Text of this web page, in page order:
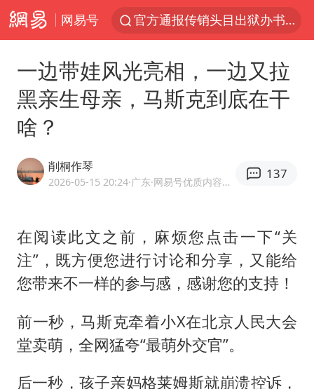
网易号
官方通报传销头目出狱办书院
台风白海豚可能在浙江登陆
美股收盘：道指再创历史新高
被一条街帮助的“煎饼叔叔”去世
“老头乐”悬挂“蒙H好几个8”上路
被错换37年女子起诉医院：本不需辍学
河南：领导干部要带头休假
中方公布5项对美反制措施
男子出狱前8天被改判死缓
一边带娃风光亮相，一边又拉
黑亲生母亲，马斯克到底在干
啥？
削桐作琴
2026-05-15 20:24·广东 ·网易号优质内容创作者
137
在阅读此文之前，麻烦您点击一下“关
注”，既方便您进行讨论和分享，又能给
您带来不一样的参与感，感谢您的支持！
前一秒，马斯克牵着小X在北京人民大会
堂卖萌，全网猛夸“最萌外交官”。
后一秒，孩子亲妈格莱姆斯就崩溃控诉，